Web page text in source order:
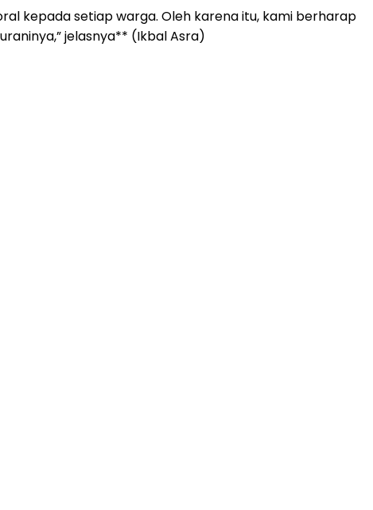
kepada setiap warga. Oleh karena itu, kami berharap
jelasnya** (Ikbal Asra)